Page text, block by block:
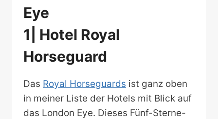
Eye
1| Hotel Royal
Horseguard
Das Royal Horseguards ist ganz oben
in meiner Liste der Hotels mit Blick auf
das London Eye. Dieses Fünf-Sterne-